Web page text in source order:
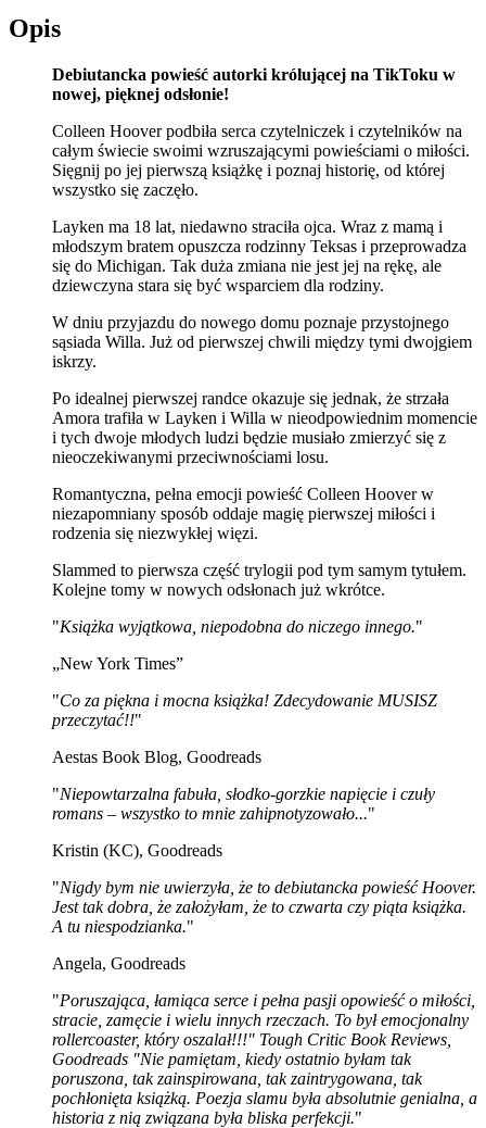
Opis
Debiutancka powieść autorki królującej na TikToku w
nowej, pięknej odsłonie!
Colleen Hoover podbiła serca czytelniczek i czytelników na
całym świecie swoimi wzruszającymi powieściami o miłości.
Sięgnij po jej pierwszą książkę i poznaj historię, od której
wszystko się zaczęło.
Layken ma 18 lat, niedawno straciła ojca. Wraz z mamą i
młodszym bratem opuszcza rodzinny Teksas i przeprowadza
się do Michigan. Tak duża zmiana nie jest jej na rękę, ale
dziewczyna stara się być wsparciem dla rodziny.
W dniu przyjazdu do nowego domu poznaje przystojnego
sąsiada Willa. Już od pierwszej chwili między tymi dwojgiem
iskrzy.
Po idealnej pierwszej randce okazuje się jednak, że strzała
Amora trafiła w Layken i Willa w nieodpowiednim momencie
i tych dwoje młodych ludzi będzie musiało zmierzyć się z
nieoczekiwanymi przeciwnościami losu.
Romantyczna, pełna emocji powieść Colleen Hoover w
niezapomniany sposób oddaje magię pierwszej miłości i
rodzenia się niezwykłej więzi.
Slammed to pierwsza część trylogii pod tym samym tytułem.
Kolejne tomy w nowych odsłonach już wkrótce.
"Książka wyjątkowa, niepodobna do niczego innego."
„New York Times”
"Co za piękna i mocna książka! Zdecydowanie MUSISZ
przeczytać!!"
Aestas Book Blog, Goodreads
"Niepowtarzalna fabuła, słodko-gorzkie napięcie i czuły
romans – wszystko to mnie zahipnotyzowało..."
Kristin (KC), Goodreads
"Nigdy bym nie uwierzyła, że to debiutancka powieść Hoover.
Jest tak dobra, że założyłam, że to czwarta czy piąta książka.
A tu niespodzianka."
Angela, Goodreads
"Poruszająca, łamiąca serce i pełna pasji opowieść o miłości,
stracie, zamęcie i wielu innych rzeczach. To był emocjonalny
rollercoaster, który oszalał!!!" Tough Critic Book Reviews,
Goodreads "Nie pamiętam, kiedy ostatnio byłam tak
poruszona, tak zainspirowana, tak zaintrygowana, tak
pochłonięta książką. Poezja slamu była absolutnie genialna, a
historia z nią związana była bliska perfekcji."